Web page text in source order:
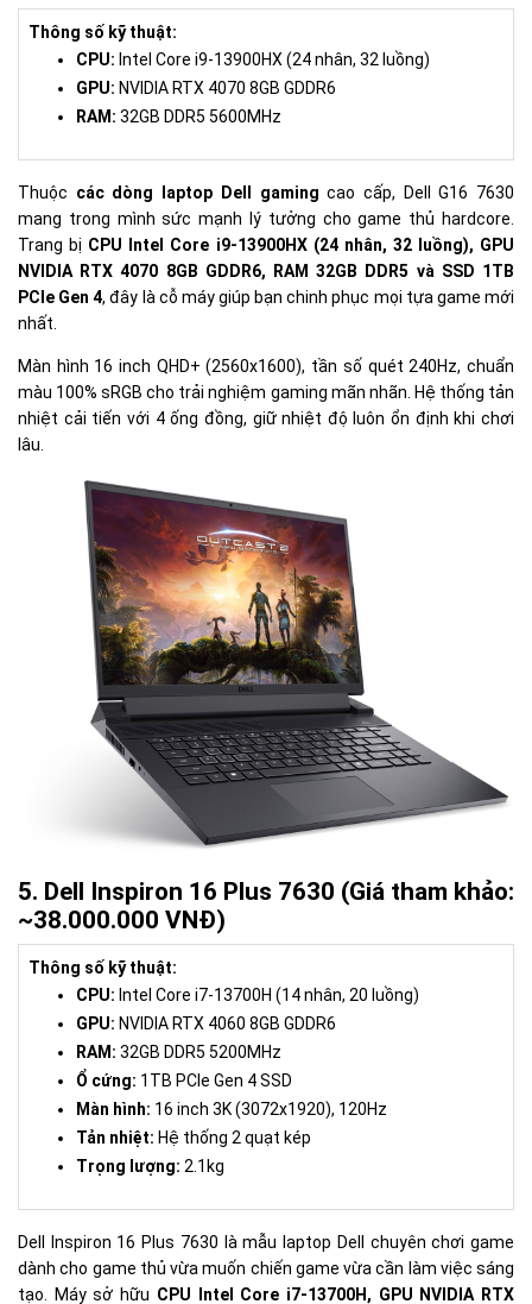
Thông số kỹ thuật:
CPU: Intel Core i9-13900HX (24 nhân, 32 luồng)
GPU: NVIDIA RTX 4070 8GB GDDR6
RAM: 32GB DDR5 5600MHz
Thuộc các dòng laptop Dell gaming cao cấp, Dell G16 7630
mang trong mình sức mạnh lý tưởng cho game thủ hardcore.
Trang bị CPU Intel Core i9-13900HX (24 nhân, 32 luồng), GPU
NVIDIA RTX 4070 8GB GDDR6, RAM 32GB DDR5 và SSD 1TB
PCIe Gen 4, đây là cỗ máy giúp bạn chinh phục mọi tựa game mới
nhất.
Màn hình 16 inch QHD+ (2560x1600), tần số quét 240Hz, chuẩn
màu 100% sRGB cho trải nghiệm gaming mãn nhãn. Hệ thống tản
nhiệt cải tiến với 4 ống đồng, giữ nhiệt độ luôn ổn định khi chơi
lâu.
5. Dell Inspiron 16 Plus 7630 (Giá tham khảo:
~38.000.000 VNĐ)
Thông số kỹ thuật:
CPU: Intel Core i7-13700H (14 nhân, 20 luồng)
GPU: NVIDIA RTX 4060 8GB GDDR6
RAM: 32GB DDR5 5200MHz
Ổ cứng: 1TB PCIe Gen 4 SSD
Màn hình: 16 inch 3K (3072x1920), 120Hz
Tản nhiệt: Hệ thống 2 quạt kép
Trọng lượng: 2.1kg
Dell Inspiron 16 Plus 7630 là mẫu laptop Dell chuyên chơi game
dành cho game thủ vừa muốn chiến game vừa cần làm việc sáng
tạo. Máy sở hữu CPU Intel Core i7-13700H, GPU NVIDIA RTX